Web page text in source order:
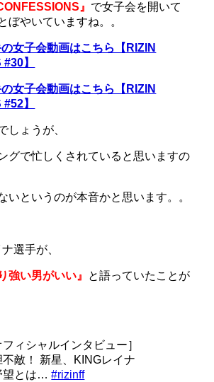
』 で女子会を開いて
ぼやいていますね。。
女子会動画はこちら【RIZIN
】
女子会動画はこちら【RIZIN
】
しょうが、
グで忙しくされていると思いますの
いというのが本音かと思います。。
選手が、
強い男がいい』 と語っていたことが
フィシャルインタビュー］
不敵！ 新星、KINGレイナ
望とは…#rizinff